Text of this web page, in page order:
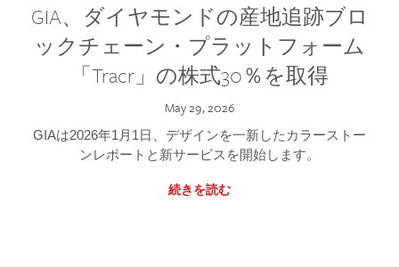
GIA、ダイヤモンドの産地追跡ブロ
ックチェーン・プラットフォーム
「Tracr」の株式30％を取得
May 29, 2026
GIAは2026年1月1日、デザインを一新したカラーストー
ンレポートと新サービスを開始します。
続きを読む